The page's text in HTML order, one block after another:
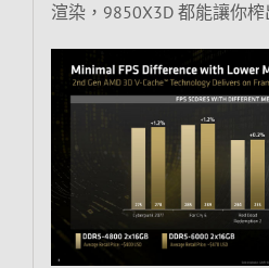
渲染，9850X3D 都能讓你